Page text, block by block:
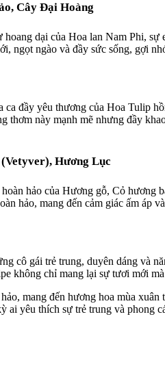
Cây Đại Hoàng
dại của Hoa lan Nam Phi, sự
ngọt ngào và đầy sức sống, gợi
đầy yêu thương của Hoa Tulip
thơm này mạnh mẽ nhưng đầy
Hương Lục
hảo của Hương gỗ, Cỏ hương
hảo, mang đến cảm giác ấm áp
cô gái trẻ trung, duyên dáng và
không chỉ mang lại sự tươi mới
mang đến hương hoa mùa
ai yêu thích sự trẻ trung và phong